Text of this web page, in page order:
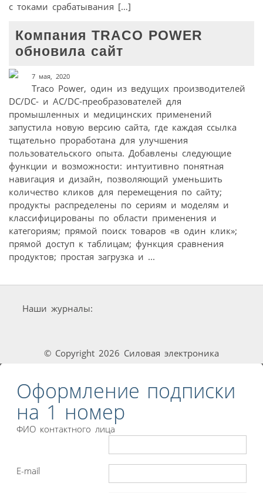
с токами срабатывания […]
Компания TRACO POWER
обновила сайт
7 мая, 2020
Traco Power, один из ведущих производителей
DC/DC- и AC/DC-преобразователей для
промышленных и медицинских применений
запустила новую версию сайта, где каждая ссылка
тщательно проработана для улучшения
пользовательского опыта. Добавлены следующие
функции и возможности: интуитивно понятная
навигация и дизайн, позволяющий уменьшить
количество кликов для перемещения по сайту;
продукты распределены по сериям и моделям и
классифицированы по области применения и
категориям; прямой поиск товаров «в один клик»;
прямой доступ к таблицам; функция сравнения
продуктов; простая загрузка и ...
Наши журналы:
© Copyright 2026 Силовая электроника
Оформление подписки
на 1 номер
ФИО контактного лица
E-mail